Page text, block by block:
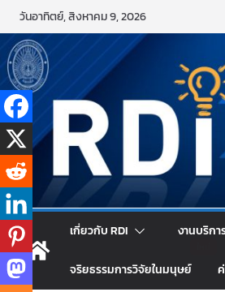
Skip
to
content
วันอาทิตย์, สิงหาคม 9, 2026
เกี่ยวกับ RDI งานบริกา
จริยธรรมการวิจัยในมนุษย์